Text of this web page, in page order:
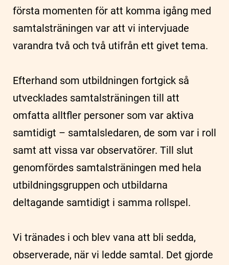
första momenten för att komma igång med
samtalsträningen var att vi intervjuade
varandra två och två utifrån ett givet tema.
Efterhand som utbildningen fortgick så
utvecklades samtalsträningen till att
omfatta alltfler personer som var aktiva
samtidigt – samtalsledaren, de som var i roll
samt att vissa var observatörer. Till slut
genomfördes samtalsträningen med hela
utbildningsgruppen och utbildarna
deltagande samtidigt i samma rollspel.
Vi tränades i och blev vana att bli sedda,
observerade, när vi ledde samtal. Det gjorde